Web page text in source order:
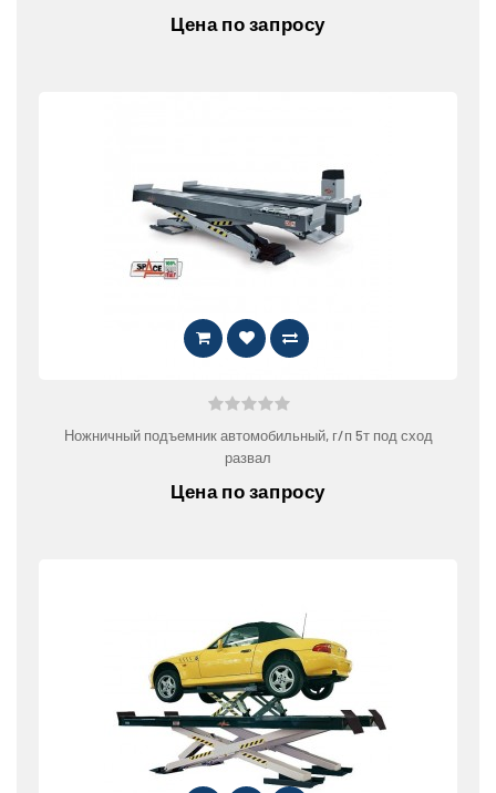
Цена по запросу
Ножничный подъемник автомобильный, г/п 5т под сход
развал
Цена по запросу